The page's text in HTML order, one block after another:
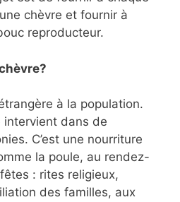
chèvre et fournir à
reproducteur.
à la population.
intervient dans de
C’est une nourriture
la poule, au rendez-
: rites religieux,
des familles, aux